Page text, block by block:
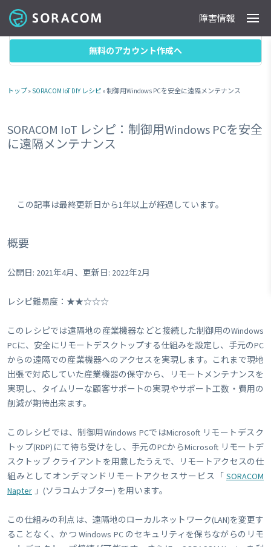
製品
事例
料金
ドキュメント
導入支援
IoTストア
最新情報 障害情報
トップ» SORACOM IoT DIY レシピ » 制御用Windows PCを安全に遠隔メンテナンス
SORACOM IoT レシピ：制御用Windows PCを安全
に遠隔メンテナンス
この記事は最終更新日から1年以上が経過しています。
概要
公開日: 2021年4月、更新日: 2022年2月
レシピ難易度：★★☆☆☆
このレシピでは遠隔地の産業機器などと接続した制御用のWindows
PCに、安全にリモートデスクトップする仕組みを設定し、手元のPC
からの遠隔での産業機器へのアクセスを実現します。これまで現地
出張で対応していた産業機器の保守から、リモートメンテナンスを
実現し、タイムリーな顧客サポートの実現やサポート工数・費用の
削減が期待出来ます。
このレシピでは、制御用Windows PCではMicrosoft リモートデスク
トップ(RDP)にて待ち受けをし、手元のPCからMicrosoft リモートデ
スクトップ クライアントを用意したうえで、リモートアクセスの仕
組みとしてオンデマンドリモートアクセスサービス「 SORACOM
Napter 」(ソラコムナプター) を用います。
この仕組みの利点は、遠隔地のローカルネットワーク(LAN)を変更す
ることなく、かつ Windows PC のセキュリティを保ちながらのリモ
無料のアカウント作成へ